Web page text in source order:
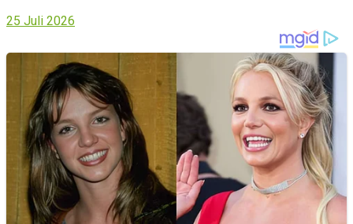
25 Juli 2026